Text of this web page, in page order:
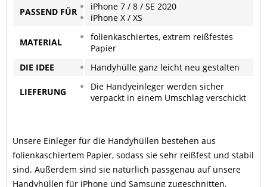
PASSEND FÜR
iPhone 7 / 8 / SE 2020
iPhone X / XS
MATERIAL
folienkaschiertes, extrem reißfestes
Papier
DIE IDEE
Handyhülle ganz leicht neu gestalten
LIEFERUNG
Die Handyeinleger werden sicher
verpackt in einem Umschlag verschickt
Unsere Einleger für die Handyhüllen bestehen aus
folienkaschiertem Papier, sodass sie sehr reißfest und stabil
sind. Außerdem sind sie natürlich passgenau auf unsere
Handyhüllen für iPhone und Samsung zugeschnitten,